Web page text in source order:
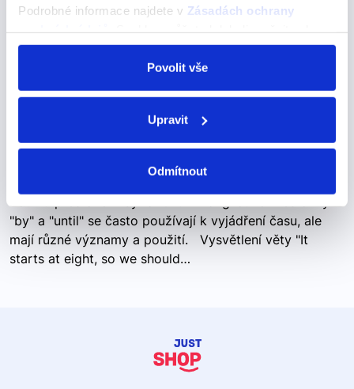
Podrobné informace najdete v Zásadách ochrany
odvolat v nastavení cookies, případně se obrátit na
Povolit vše
Upravit
Odmítnout
alkohol, jsou požádání, aby ho nepili na veřejnosti. A)
will B) are C) were…
there by 7:30
there by 7:30
"by" a "until" se často používají k vyjádření času, ale
mají různé významy a použití. Vysvětlení věty "It
starts at eight, so we should…